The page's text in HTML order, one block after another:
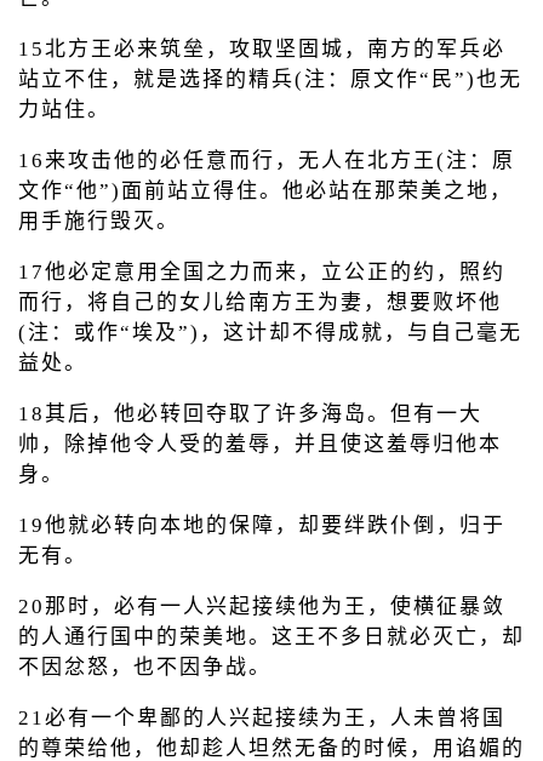
15北方王必来筑垒，攻取坚固城，南方的军兵必
站立不住，就是选择的精兵(注：原文作“民”)也无
力站住。
16来攻击他的必任意而行，无人在北方王(注：原
文作“他”)面前站立得住。他必站在那荣美之地，
用手施行毁灭。
17他必定意用全国之力而来，立公正的约，照约
而行，将自己的女儿给南方王为妻，想要败坏他
(注：或作“埃及”)，这计却不得成就，与自己毫无
益处。
18其后，他必转回夺取了许多海岛。但有一大
帅，除掉他令人受的羞辱，并且使这羞辱归他本
身。
19他就必转向本地的保障，却要绊跌仆倒，归于
无有。
20那时，必有一人兴起接续他为王，使横征暴敛
的人通行国中的荣美地。这王不多日就必灭亡，却
不因忿怒，也不因争战。
21必有一个卑鄙的人兴起接续为王，人未曾将国
的尊荣给他，他却趁人坦然无备的时候，用谄媚的